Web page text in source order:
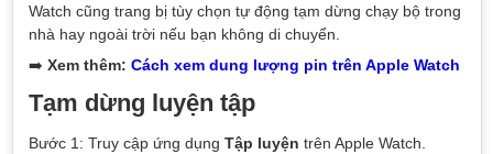
Watch cũng trang bị tùy chọn tự động tạm dừng chạy bộ trong
nhà hay ngoài trời nếu bạn không di chuyển.
➡️ Xem thêm: Cách xem dung lượng pin trên Apple Watch
Tạm dừng luyện tập
Bước 1: Truy cập ứng dụng Tập luyện trên Apple Watch.